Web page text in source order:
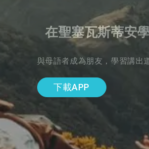
在聖塞瓦斯蒂安
與母語者成為朋友，學習講出
下載APP